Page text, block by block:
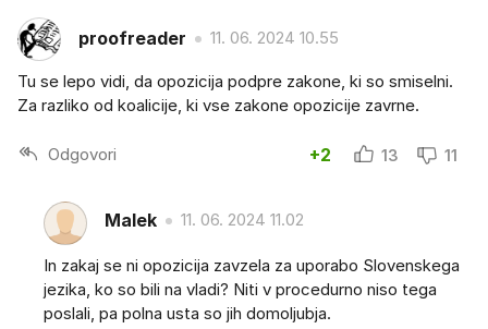
proofreader 11. 06. 2024 10.55
Tu se lepo vidi, da opozicija podpre zakone, ki so smiselni.
Za razliko od koalicije, ki vse zakone opozicije zavrne.
Odgovori +2 13 11
Malek 11. 06. 2024 11.02
In zakaj se ni opozicija zavzela za uporabo Slovenskega
jezika, ko so bili na vladi? Niti v procedurno niso tega
poslali, pa polna usta so jih domoljubja.